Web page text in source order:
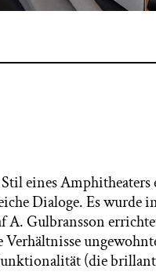
eines
Dialoge. Es wurde
Gulbransson
(die